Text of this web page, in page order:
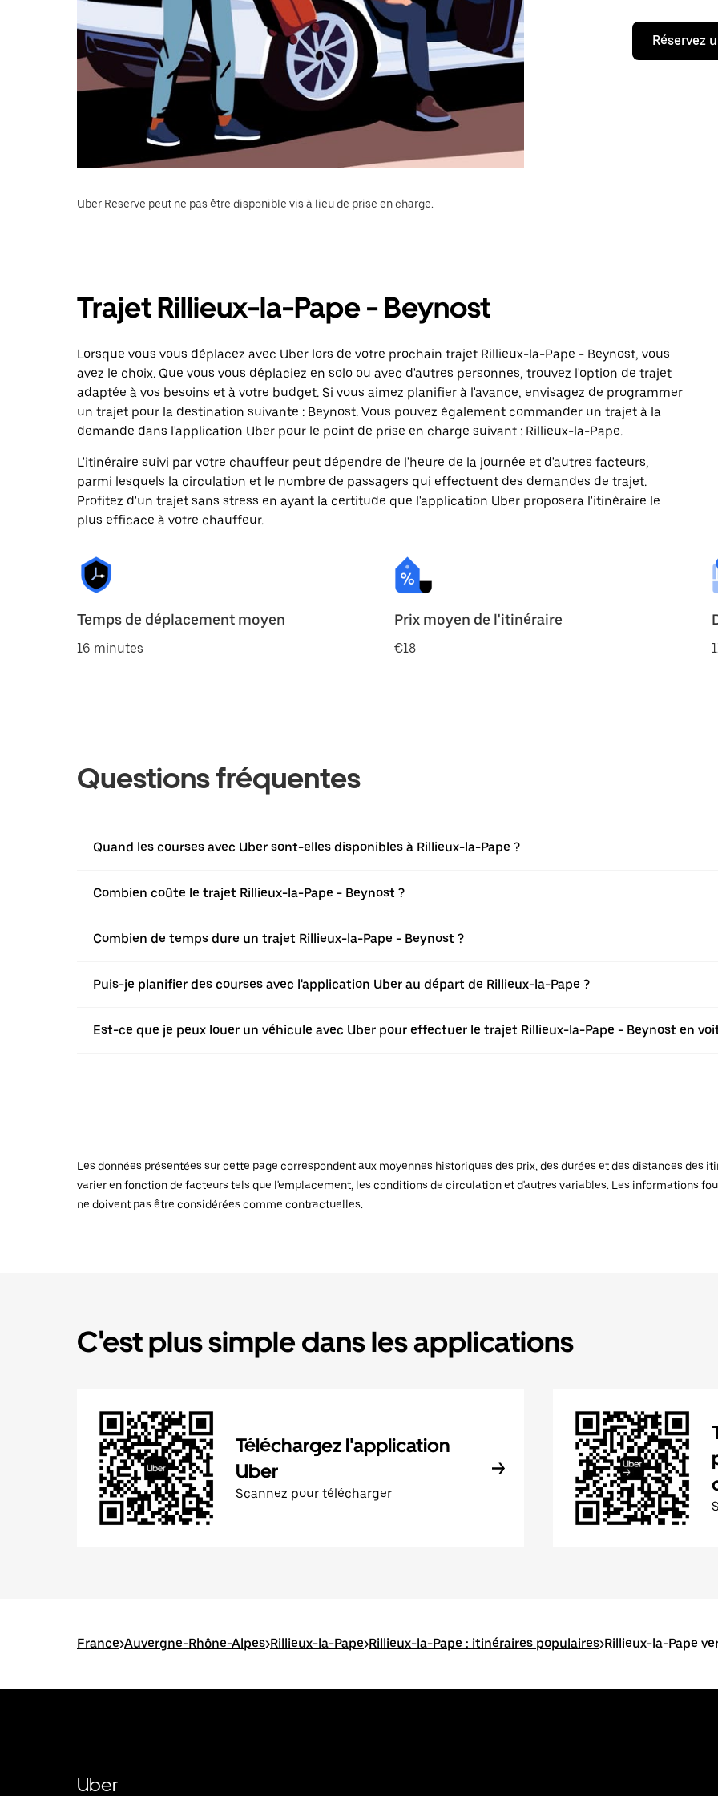
Réservez
Uber Reserve peut ne pas être disponible vis à lieu de prise en charge.
Trajet Rillieux-la-Pape - Beynost
Lorsque vous vous déplacez avec Uber lors de votre prochain trajet Rillieux-la-Pape - Beynost, vous
avez le choix. Que vous vous déplaciez en solo ou avec d'autres personnes, trouvez l'option de trajet
adaptée à vos besoins et à votre budget. Si vous aimez planifier à l'avance, envisagez de programmer
un trajet pour la destination suivante : Beynost. Vous pouvez également commander un trajet à la
demande dans l'application Uber pour le point de prise en charge suivant : Rillieux-la-Pape.
L'itinéraire suivi par votre chauffeur peut dépendre de l'heure de la journée et d'autres facteurs,
parmi lesquels la circulation et le nombre de passagers qui effectuent des demandes de trajet.
Profitez d'un trajet sans stress en ayant la certitude que l'application Uber proposera l'itinéraire le
plus efficace à votre chauffeur.
Temps de déplacement moyen
16 minutes
Prix moyen de l'itinéraire
€18
Questions fréquentes
Quand les courses avec Uber sont-elles disponibles à Rillieux-la-Pape ?
Combien coûte le trajet Rillieux-la-Pape - Beynost ?
Combien de temps dure un trajet Rillieux-la-Pape - Beynost ?
Puis-je planifier des courses avec l'application Uber au départ de Rillieux-la-Pape ?
Est-ce que je peux louer un véhicule avec Uber pour effectuer le trajet Rillieux-la-Pape - Beynost en
Les données présentées sur cette page correspondent aux moyennes historiques des prix, des durées et des distances des
varier en fonction de facteurs tels que l'emplacement, les conditions de circulation et d'autres variables. Les informations
ne doivent pas être considérées comme contractuelles.
C'est plus simple dans les applications
Téléchargez l'application
Uber
Scannez pour télécharger
France>Auvergne-Rhône-Alpes>Rillieux-la-Pape>Rillieux-la-Pape : itinéraires populaires>Rillieux-la-Pape
Uber